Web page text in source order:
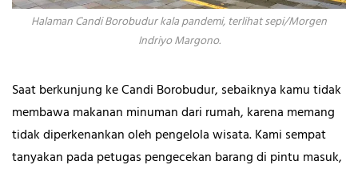
Halaman Candi Borobudur kala pandemi, terlihat sepi/Morgen
Indriyo Margono.
Saat berkunjung ke Candi Borobudur, sebaiknya kamu tidak
membawa makanan minuman dari rumah, karena memang
tidak diperkenankan oleh pengelola wisata. Kami sempat
tanyakan pada petugas pengecekan barang di pintu masuk,